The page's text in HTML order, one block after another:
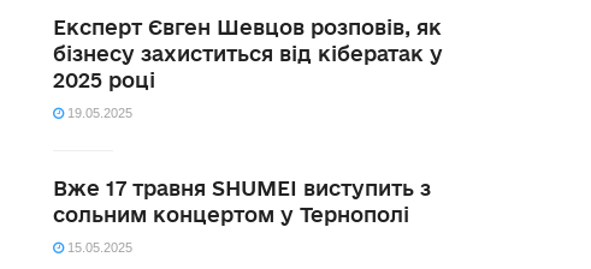
Експерт Євген Шевцов розповів, як
бізнесу захиститься від кібератак у
2025 році
19.05.2025
Вже 17 травня SHUMEI виступить з
сольним концертом у Тернополі
15.05.2025